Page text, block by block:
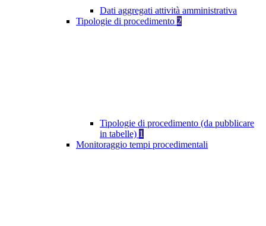
Dati aggregati attività amministrativa
Tipologie di procedimento 2
Tipologie di procedimento (da pubblicare
in tabelle) 1
Monitoraggio tempi procedimentali